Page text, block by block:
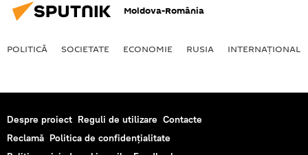
Moldova-România
POLITICĂ SOCIETATE ECONOMIE RUSIA INTERNAŢIONAL
Despre proiect Reguli de utilizare Contacte
Reclamă Politica de confidențialitate